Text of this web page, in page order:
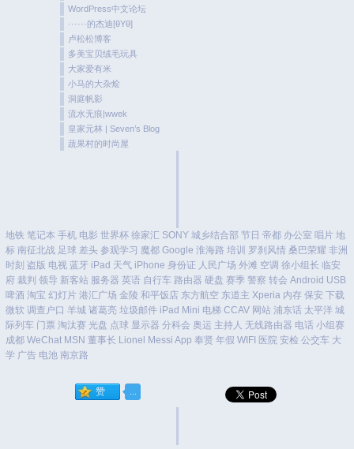
WordPress中文论坛
······的杰迪[θYθ]
卢松松博客
多美宝贝绒毛玩具
大家爱有米
小马的大杂烩
洞庭帆影
流水无痕|wwek
皇家元林 | Seven’s Blog
蔬果村的时尚屋
地铁 笔记本 手机 电影 世界杯 徐家汇 SONY 城乡结合部 节日 帝都 办公室 唱片 地
标 南征北战 足球 差头 参观学习 魔都 Google 淮海路 培训 罗刹风情 桑巴荣耀 非洲
时刻 盗版 电视 蓝牙 iPad 天气 iPhone 身份证 人民广场 外滩 空调 徐小组长 临安
府 裁判 领导 新客站 服务器 英语 自行车 路由器 硬盘 赛季 警察 转会 Android USB
啤酒 淘宝 幻灯片 港汇广场 金陵 和平饭店 东方航空 东道主 Xperia 内存 保安 下载
微软 调查户口 羊城 诸葛亮 垃圾邮件 iPad Mini 电梯 CCAV 网站 浦东话 太平洋 城
际列车 门票 淘汰赛 光盘 点球 显示器 分科会 奥运 主持人 无线路由器 电话 小组赛
成都 WeChat MSN 董事长 Lionel Messi App 奉贤 年假 WIFI 医院 安检 公交车 大
学 广告 电池 南京路